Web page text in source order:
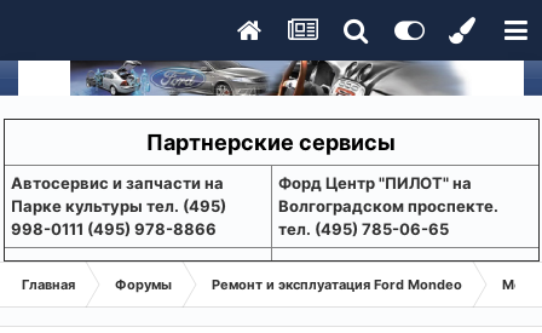
Партнерские сервисы
Aвтосервис и запчасти на
Парке культуры тел. (495)
998-0111 (495) 978-8866
Форд Центр "ПИЛОТ" на
Волгоградском проспекте.
тел. (495) 785-06-65
Главная Форумы Ремонт и эксплуатация Ford Mondeo